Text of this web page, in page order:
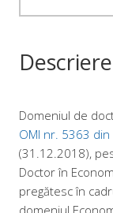
Domeniul de
OMI nr. 5363
(31.12.2018),
Doctor în
pregătesc în
domeniul